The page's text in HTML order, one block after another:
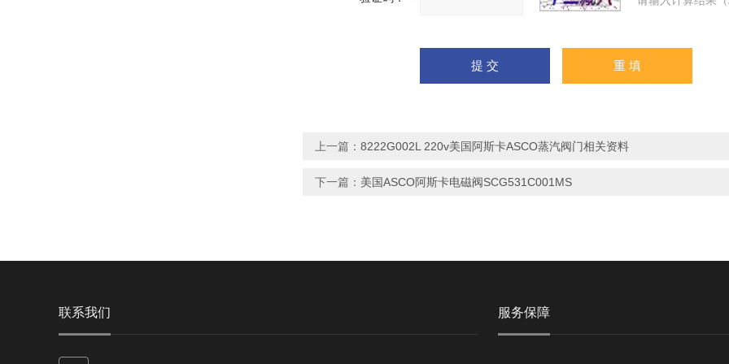
上一篇： 8222G002L 220v美国阿斯卡ASCO蒸汽阀门相关资料
下一篇： 美国ASCO阿斯卡电磁阀SCG531C001MS
联系我们 服务保障